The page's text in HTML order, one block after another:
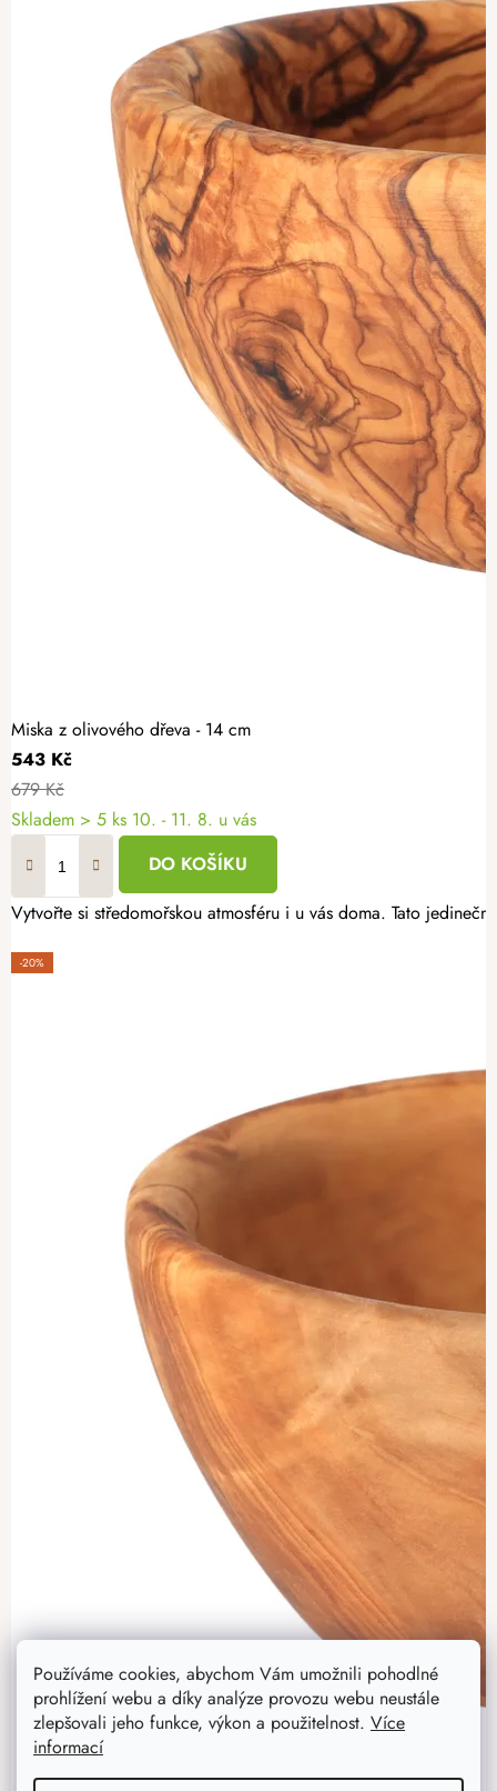
Používáme cookies, abychom Vám umožnili pohodlné
prohlížení webu a díky analýze provozu webu neustále
zlepšovali jeho funkce, výkon a použitelnost. Více
informací
Miska z olivového dřeva - 14 cm
543 Kč
679 Kč
Skladem > 5 ks 10. - 11. 8. u vás
DO KOŠÍKU
Vytvořte si středomořskou atmosféru i u vás doma. Tato
-20%